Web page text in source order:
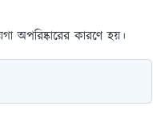
অপরিষ্কারের কারণে হয়।